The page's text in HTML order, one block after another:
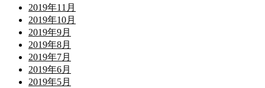
2019年11月
2019年10月
2019年9月
2019年8月
2019年7月
2019年6月
2019年5月